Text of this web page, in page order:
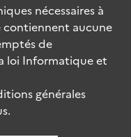
nécessaires à
aucune
de
loi Informatique et
générales